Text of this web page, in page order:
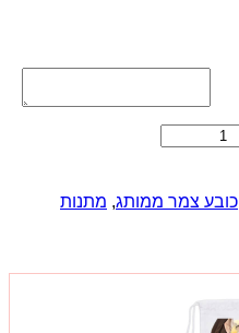
כובע צמר ממותג, מתנות